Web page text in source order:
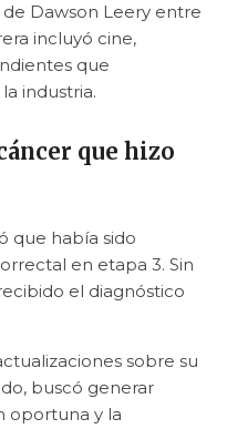
Dawson Leery entre
incluyó cine,
que
industria.
que hizo
que había sido
en etapa 3. Sin
el diagnóstico
sobre su
buscó generar
oportuna y la